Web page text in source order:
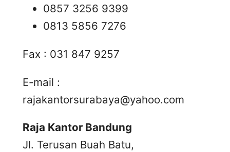
0857 3256 9399
0813 5856 7276
Fax : 031 847 9257
E-mail :
rajakantorsurabaya@yahoo.com
Raja Kantor Bandung
Jl. Terusan Buah Batu,